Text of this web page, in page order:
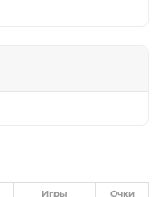
Игры Очки